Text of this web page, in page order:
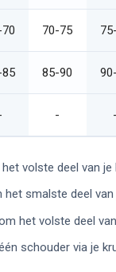
70-75
85-90
- -
volste deel van je
het smalste deel van
het volste deel
schouder via je